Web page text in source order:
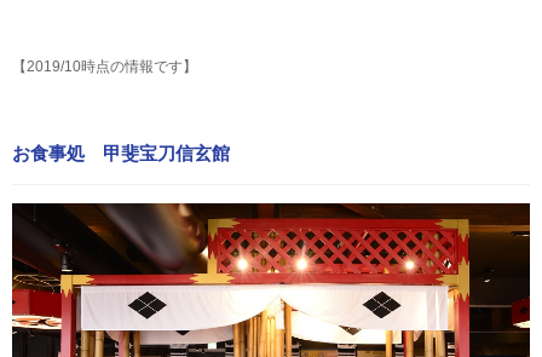
【2019/10時点の情報です】
お食事処 甲斐宝刀信玄館